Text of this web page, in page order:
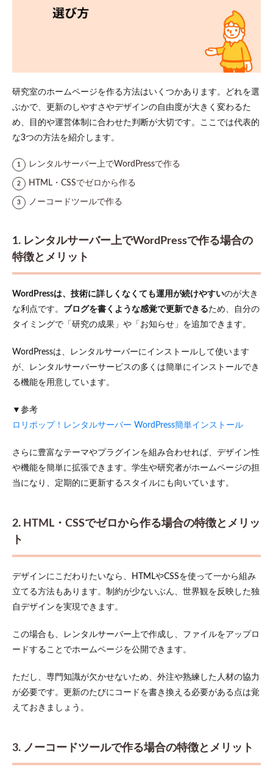
研究室のホームページを作る方法はいくつかあります。どれを選
ぶかで、更新のしやすさやデザインの自由度が大きく変わるた
め、目的や運営体制に合わせた判断が大切です。ここでは代表的
な3つの方法を紹介します。
レンタルサーバー上でWordPressで作る
HTML・CSSでゼロから作る
ノーコードツールで作る
1. レンタルサーバー上でWordPressで作る場合の
特徴とメリット
WordPressは、技術に詳しくなくても運用が続けやすいのが大き
な利点です。 ブログを書くような感覚で更新できるため、自分の
タイミングで「研究の成果」や「お知らせ」を追加できます。
WordPressは、レンタルサーバーにインストールして使います
が、レンタルサーバーサービスの多くは簡単にインストールでき
る機能を用意しています。
▼参考
ロリポップ！レンタルサーバー WordPress簡単インストール
さらに豊富なテーマやプラグインを組み合わせれば、デザイン性
や機能を簡単に拡張できます。学生や研究者がホームページの担
当になり、定期的に更新するスタイルにも向いています。
2. HTML・CSSでゼロから作る場合の特徴とメリッ
ト
デザインにこだわりたいなら、HTMLやCSSを使って一から組み
立てる方法もあります。制約が少ないぶん、世界観を反映した独
自デザインを実現できます。
この場合も、レンタルサーバー上で作成し、ファイルをアップロ
ードすることでホームページを公開できます。
ただし、専門知識が欠かせないため、外注や熟練した人材の協力
が必要です。更新のたびにコードを書き換える必要がある点は覚
えておきましょう。
3. ノーコードツールで作る場合の特徴とメリット